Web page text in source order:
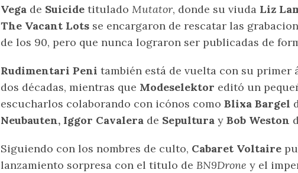
Vega de Suicide titulado Mutator, donde su viuda Liz
The Vacant Lots se encargaron de rescatar las
de los 90, pero que nunca lograron ser publicadas de
Rudimentari Peni también está de vuelta con su primer
dos décadas, mientras que Modeselektor editó un
escucharlos colaborando con icónos como Blixa Bargel
Neubauten, Iggor Cavalera de Sepultura y Bob Weston
Siguiendo con los nombres de culto, Cabaret Voltaire
lanzamiento sorpresa con el titulo de BN9Drone y el